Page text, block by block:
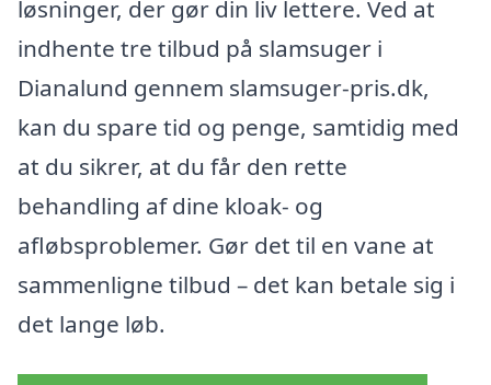
løsninger, der gør din liv lettere. Ved at
indhente tre tilbud på slamsuger i
Dianalund gennem slamsuger-pris.dk,
kan du spare tid og penge, samtidig med
at du sikrer, at du får den rette
behandling af dine kloak- og
afløbsproblemer. Gør det til en vane at
sammenligne tilbud – det kan betale sig i
det lange løb.